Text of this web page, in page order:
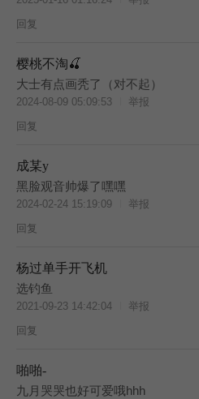
回复
樱桃不淘🍒
大士有点画秃了（对不起）
2024-08-09 05:09:53
举报
回复
成某y
黑脸观音帅爆了嘿嘿
2024-02-24 15:19:09
举报
回复
杨过单手开飞机
选钓鱼
2021-09-23 14:42:04
举报
回复
啪啪-
九月哭哭也好可爱哦hhh